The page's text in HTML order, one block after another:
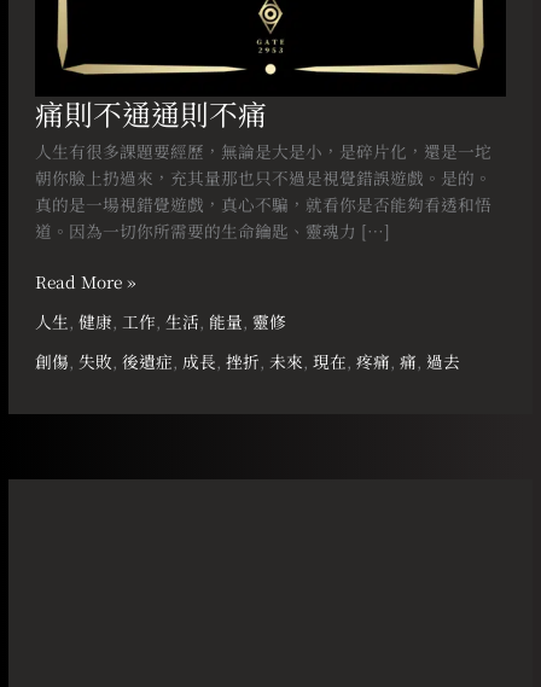
痛則不通通則不痛
人生有很多課題要經歷，無論是大是小，是碎片化，還是一坨
朝你臉上扔過來，充其量那也只不過是視覺錯誤遊戲。是的。
真的是一場視錯覺遊戲，真心不騙，就看你是否能夠看透和悟
道。因為一切你所需要的生命鑰匙、靈魂力 […]
Read More »
人生,健康,工作,生活, 能量,靈修
創傷, 失敗,後遺症, 成長,挫折, 未來,現在,疼痛,痛, 過去